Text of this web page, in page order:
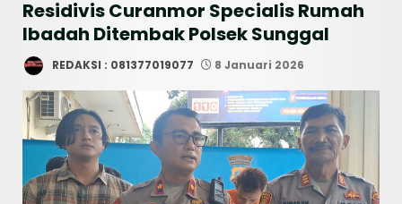
Residivis Curanmor Specialis Rumah
Ibadah Ditembak Polsek Sunggal
REDAKSI : 081377019077 8 Januari 2026